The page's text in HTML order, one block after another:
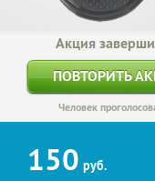
Акция
ПОВТОРИТЬ
Человек
150 руб.